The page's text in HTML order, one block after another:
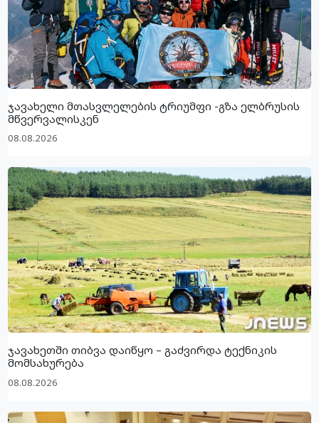
ჯავახელი მთასვლელების ტრიუმფი -გზა ელბრუსის
მწვერვალისკენ
08.08.2026
ჯავახეთში თიბვა დაიწყო – გაძვირდა ტექნიკის
მომსახურება
08.08.2026